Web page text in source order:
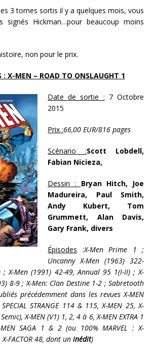
3 tomes sortis il y a quelques mois, vous
signés Hickman…pour beaucoup moins
non pour le prix.
: X-MEN – ROAD TO ONSLAUGHT 1
Date de sortie : 7 Octobre
2015
Prix :66,00 EUR/816 pages
Scénario :Scott Lobdell,
Fabian Nicieza,
Dessin : Bryan Hitch, Joe
Madureira, Paul Smith,
Andy Kubert, Tom
Grummett, Alan Davis,
Gary Frank, divers
Épisodes :X-Men Prime 1 ;
Uncanny X-Men (1963) 322-
X-Men (1991) 42-49, Annual 95 1(I-II) ; X-
8-9 ; X-Men: Clan Destine 1-2 ; Sabretooth
précédemment dans les revues X-MEN
STRANGE 114 & 115, X-MEN 25, X-
X-MEN (V1) 1, 2, 4 à 6, X-MEN EXTRA 1
SAGA 1 & 2 (ou 100% MARVEL : X-
X-FACTOR 48, dont un inédit)